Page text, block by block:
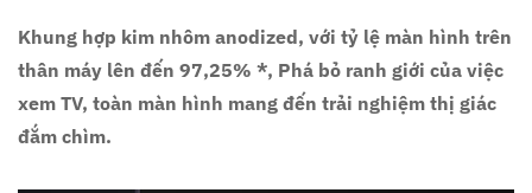
Khung hợp kim nhôm anodized, với tỷ lệ màn hình trên
thân máy lên đến 97,25% *, Phá bỏ ranh giới của việc
xem TV, toàn màn hình mang đến trải nghiệm thị giác
đắm chìm.